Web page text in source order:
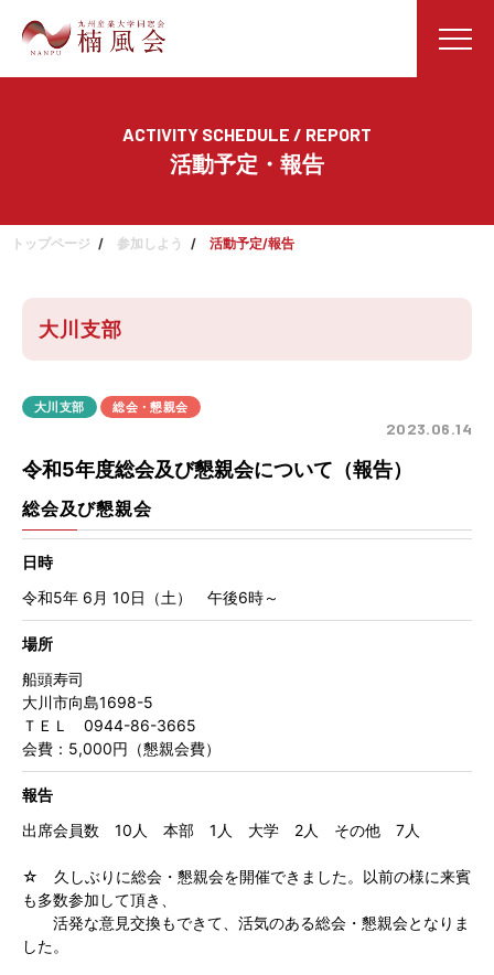
ACTIVITY SCHEDULE / REPORT
活動予定・報告
トップページ 参加しよう 活動予定/報告
大川支部
大川支部 総会・懇親会
2023.06.14
令和5年度総会及び懇親会について（報告）
総会及び懇親会
日時
令和5年 6月 10日（土） 午後6時～
場所
船頭寿司
大川市向島1698-5
ＴＥＬ 0944-86-3665
会費：5,000円（懇親会費）
報告
出席会員数 10人 本部 1人 大学 2人 その他 7人
☆ 久しぶりに総会・懇親会を開催できました。以前の様に来賓
も多数参加して頂き、
活発な意見交換もできて、活気のある総会・懇親会となりま
した。